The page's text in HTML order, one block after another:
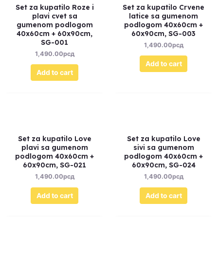
Set za kupatilo Roze i
plavi cvet sa
gumenom podlogom
40x60cm + 60x90cm,
SG-001
1,490.00рсд
Add to cart
Set za kupatilo Crvene
latice sa gumenom
podlogom 40x60cm +
60x90cm, SG-003
1,490.00рсд
Add to cart
Set za kupatilo Love
plavi sa gumenom
podlogom 40x60cm +
60x90cm, SG-021
1,490.00рсд
Add to cart
Set za kupatilo Love
sivi sa gumenom
podlogom 40x60cm +
60x90cm, SG-024
1,490.00рсд
Add to cart